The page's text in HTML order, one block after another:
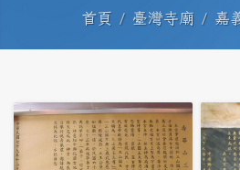
首頁 臺灣寺廟 嘉